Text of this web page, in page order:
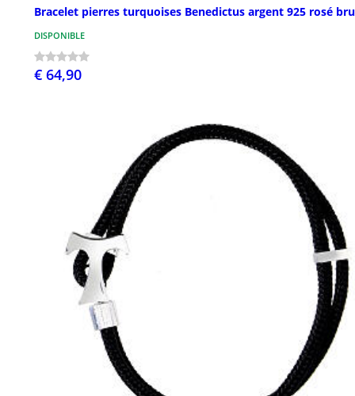
Bracelet pierres turquoises Benedictus argent 925 rosé
DISPONIBLE
€ 64,90